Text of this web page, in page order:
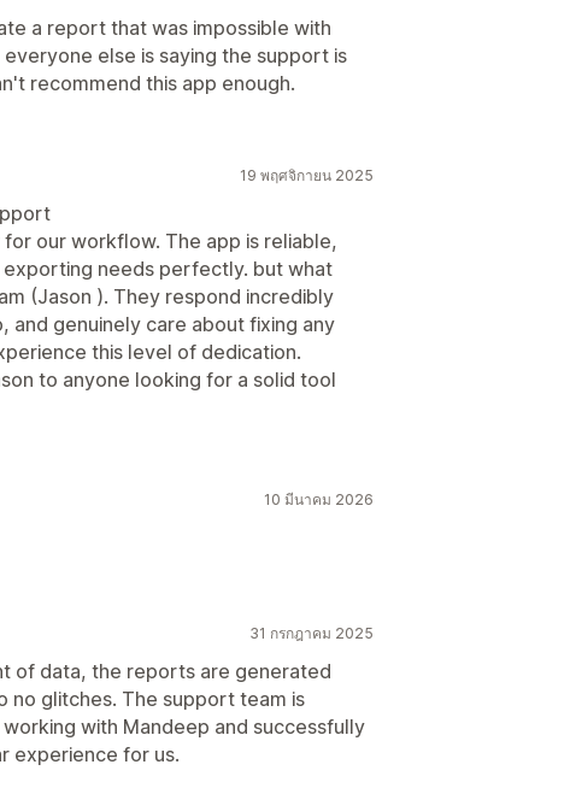
a report that was impossible with
else is saying the support is
recommend this app enough.
19 พฤศจิกายน 2025
our workflow. The app is reliable,
needs perfectly. but what
(Jason ). They respond incredibly
genuinely care about fixing any
this level of dedication.
to anyone looking for a solid tool
10 มีนาคม 2026
31 กรกฎาคม 2025
of data, the reports are generated
no glitches. The support team is
with Mandeep and successfully
experience for us.